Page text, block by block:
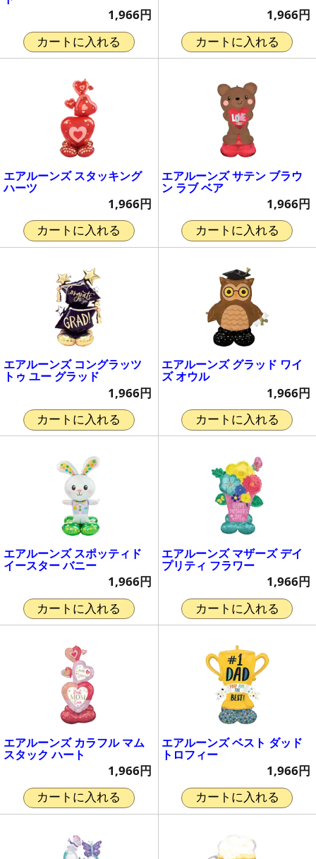
1,966円
カートに入れる
1,966円
カートに入れる
エアルーンズ スタッキング
ハーツ
1,966円
カートに入れる
エアルーンズ サテン ブラウ
ン ラブ ベア
1,966円
カートに入れる
エアルーンズ コングラッツ
トゥ ユー グラッド
1,966円
カートに入れる
エアルーンズ グラッド ワイ
ズ オウル
1,966円
カートに入れる
エアルーンズ スポッティド
イースター バニー
1,966円
カートに入れる
エアルーンズ マザーズ デイ
プリティ フラワー
1,966円
カートに入れる
エアルーンズ カラフル マム
スタック ハート
1,966円
カートに入れる
エアルーンズ ベスト ダッド
トロフィー
1,966円
カートに入れる